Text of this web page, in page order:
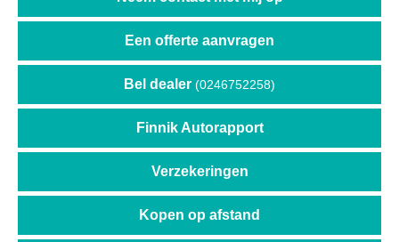
Een offerte aanvragen
Bel dealer (0246752258)
Finnik Autorapport
Verzekeringen
Kopen op afstand